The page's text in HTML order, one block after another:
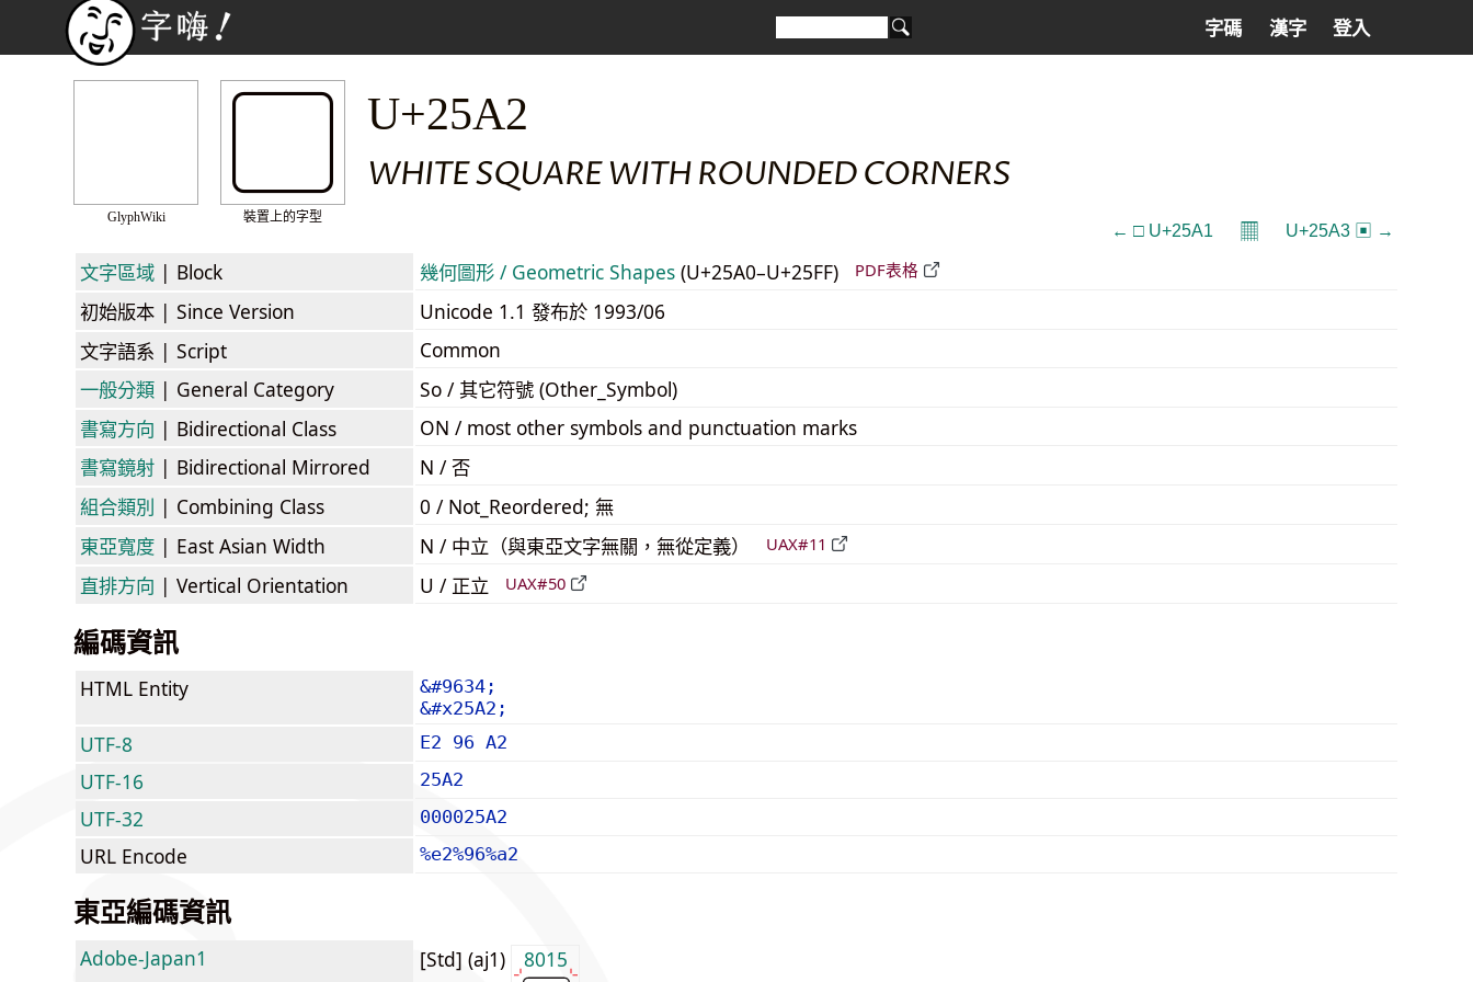
字碼 漢字 登入
GlyphWiki 裝置上的字型
U+25A2
WHITE SQUARE WITH ROUNDED CORNERS
← □ U+25A1 𝄜 U+25A3 ▣ →
文字區域 | Block 幾何圖形 / Geometric Shapes (U+25A0–U+25FF) PDF表格
初始版本 | Since Version
Unicode 1.1 發布於 1993/06
文字語系 | Script
Common
一般分類 | General Category
So / 其它符號 (Other_Symbol)
書寫方向 | Bidirectional Class
ON / most other symbols and punctuation marks
書寫鏡射 | Bidirectional Mirrored
N / 否
組合類別 | Combining Class
0 / Not_Reordered; 無
東亞寬度 | East Asian Width N / 中立（與東亞文字無關，無從定義） UAX#11
直排方向 | Vertical Orientation U / 正立 UAX#50
編碼資訊
HTML Entity
&#9634;
&#x25A2;
UTF-8 E2 96 A2
UTF-16 25A2
UTF-32 000025A2
URL Encode %e2%96%a2
東亞編碼資訊
Adobe-Japan1 [Std] (aj1) 8015